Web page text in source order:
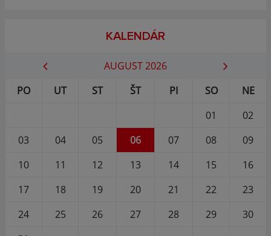
KALENDÁR
AUGUST 2026
PO
UT ST ŠT PI SO
NE
01
02
03
04 05 06 07 08
09
10
11 12 13 14 15
16
17
18 19 20 21 22
23
24
25 26 27 28 29
30